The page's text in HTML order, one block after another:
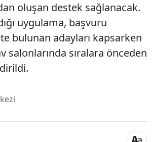
oluşan destek sağlanacak.
uygulama, başvuru
bulunan adayları kapsarken
salonlarında sıralara önceden